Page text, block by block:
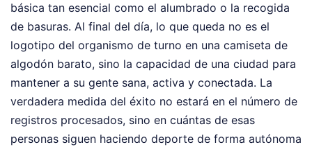
básica tan esencial como el alumbrado o la recogida
de basuras. Al final del día, lo que queda no es el
logotipo del organismo de turno en una camiseta de
algodón barato, sino la capacidad de una ciudad para
mantener a su gente sana, activa y conectada. La
verdadera medida del éxito no estará en el número de
registros procesados, sino en cuántas de esas
personas siguen haciendo deporte de forma autónoma